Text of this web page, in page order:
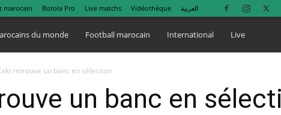
marocain Botola Pro Live matchs Vidéothèque العربية
du monde Football marocain International Live
retrouve un banc en sélection
un banc en